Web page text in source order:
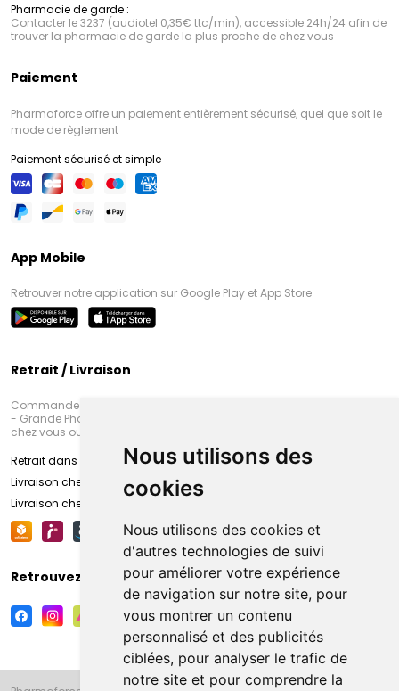
Nous utilisons des
cookies
Nous utilisons des cookies et
d'autres technologies de suivi
pour améliorer votre expérience
de navigation sur notre site, pour
vous montrer un contenu
personnalisé et des publicités
ciblées, pour analyser le trafic de
notre site et pour comprendre la
Pharmacie de garde :
Contacter le 3237 (audiotel 0,35€ ttc/min), accessible 24h/24 afin de
trouver la pharmacie de garde la plus proche de chez vous
Paiement
Pharmaforce offre un paiement entièrement sécurisé, quel que soit le
mode de règlement
Paiement sécurisé et simple
App Mobile
Retrouver notre application sur Google Play et App Store
Retrait / Livraison
Commandez en ligne et venez chercher votre commande à Amiens
- Grande Pharmacie d’Amiens (Fachon) ou recevez-là rapidement
chez vous ou en point retrait
Retrait dans la pharmacie d’Amiens
Livraison chez vous
Livraison chez votre commerçant
Retrouvez-nous sur vos réseaux sociaux